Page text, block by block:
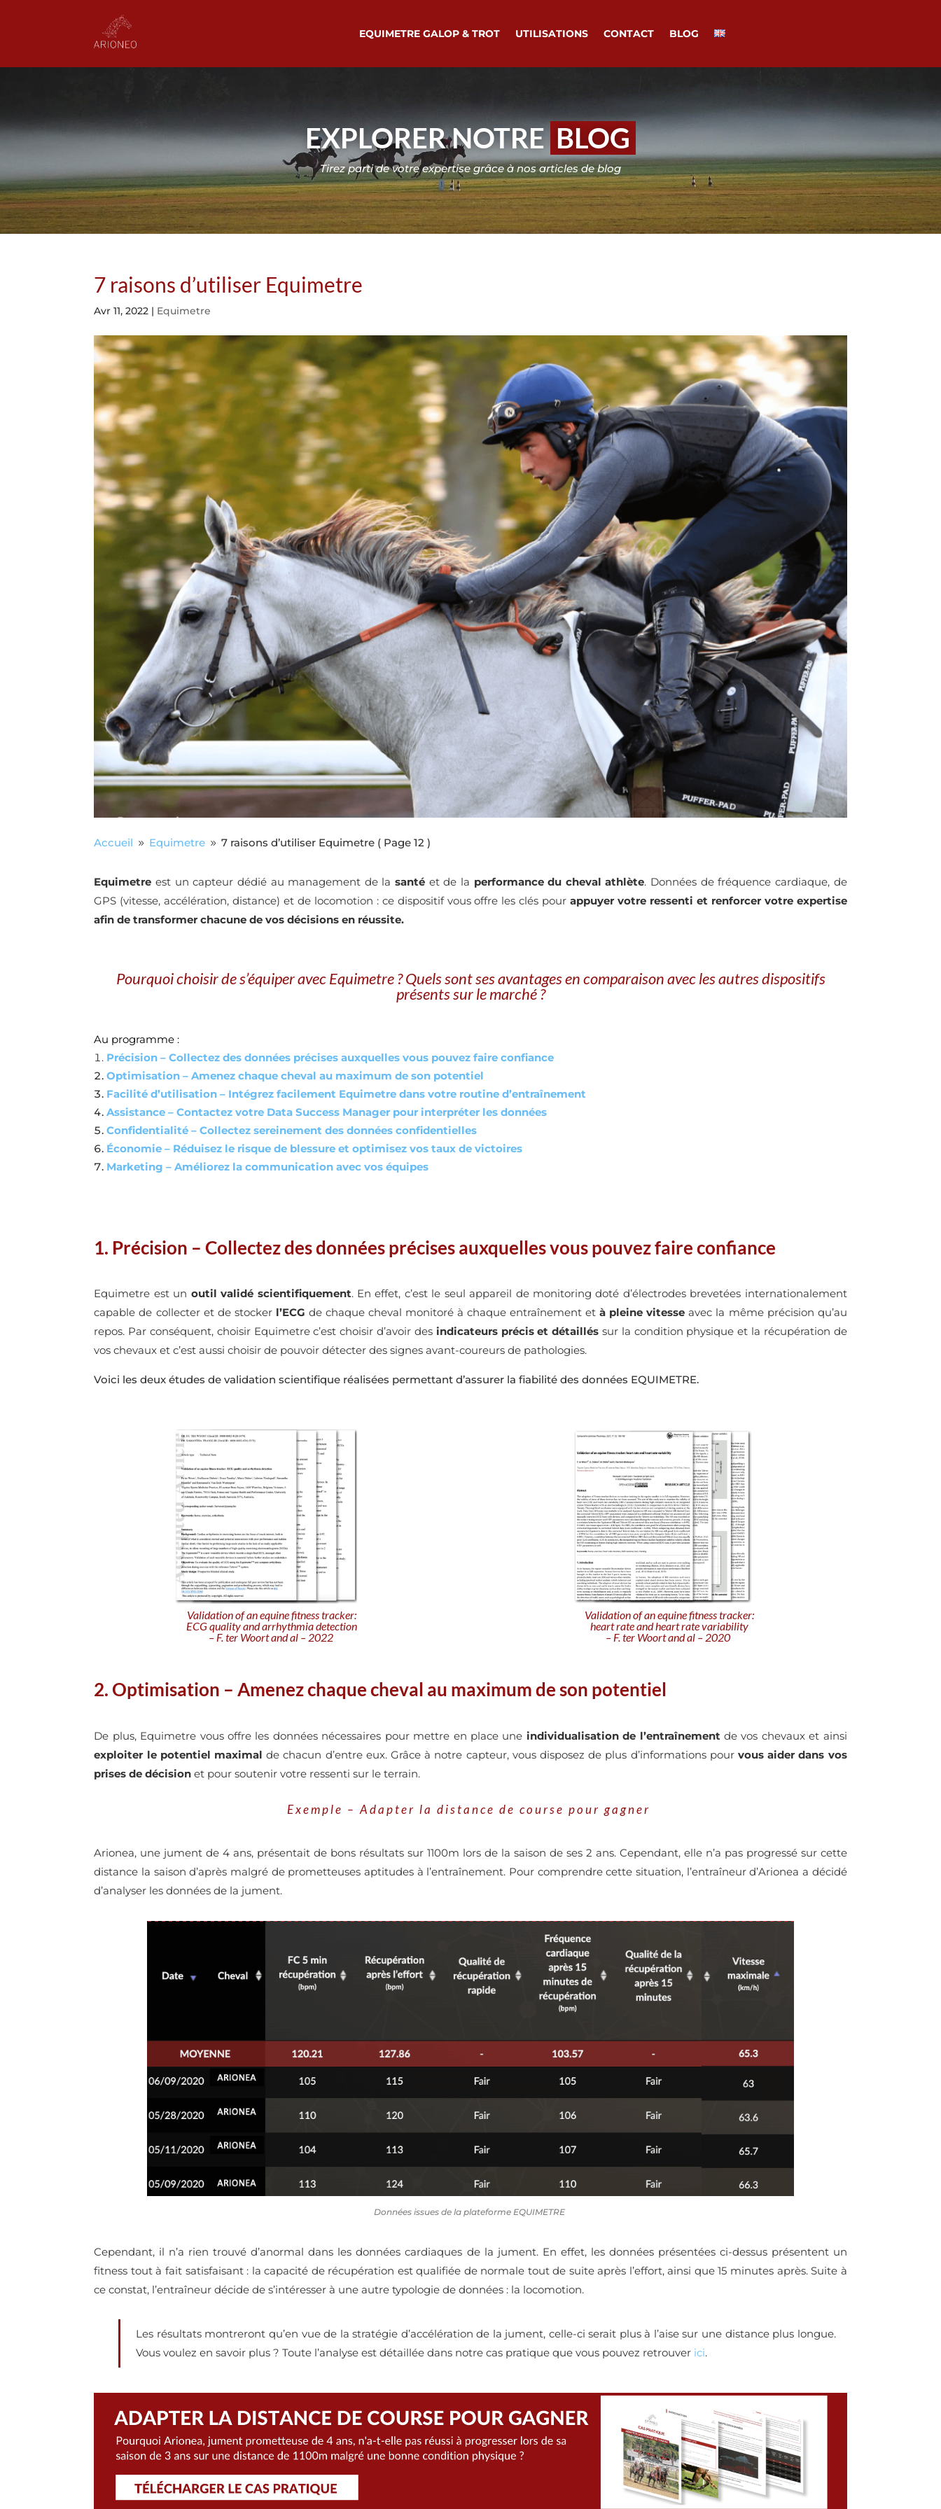
EQUIMETRE GALOP & TROT UTILISATIONS CONTACT BLOG
EXPLORER NOTRE BLOG
Tirez parti de votre expertise grâce à nos articles de blog
7 raisons d’utiliser Equimetre
Avr 11, 2022 | Equimetre
Accueil 9 Equimetre 9 7 raisons d’utiliser Equimetre ( Page 12 )
Equimetre est un capteur dédié au management de lasanté et de la performance du cheval athlète. Données de fréquence cardiaque, de
GPS (vitesse, accélération, distance) et de locomotion : ce dispositif vous offre les clés pourappuyer votre ressenti et renforcer votre expertise
afin de transformer chacune de vos décisions en réussite.
Pourquoi choisir de s’équiper avec Equimetre ? Quels sont ses avantages en comparaison avec les autres dispositifs
présents sur le marché ?
Au programme :
Précision – Collectez des données précises auxquelles vous pouvez faire confiance
Optimisation – Amenez chaque cheval au maximum de son potentiel
Facilité d’utilisation – Intégrez facilement Equimetre dans votre routine d’entraînement
Assistance – Contactez votre Data Success Manager pour interpréter les données
Confidentialité – Collectez sereinement des données confidentielles
Économie – Réduisez le risque de blessure et optimisez vos taux de victoires
Marketing – Améliorez la communication avec vos équipes
1. Précision – Collectez des données précises auxquelles vous pouvez faire confiance
Equimetre est un outil validé scientifiquement. En effet, c’est le seul appareil de monitoring doté d’électrodes brevetées internationalement
capable de collecter et de stocker l’ECG de chaque cheval monitoré à chaque entraînement età pleine vitesse avec la même précision qu’au
repos. Par conséquent, choisir Equimetre c’est choisir d’avoir des indicateurs précis et détaillés sur la condition physique et la récupération de
vos chevaux et c’est aussi choisir de pouvoir détecter des signes avant-coureurs de pathologies.
Voici les deux études de validation scientifique réalisées permettant d’assurer la fiabilité des données EQUIMETRE.
Validation of an equine fitness tracker:
ECG quality and arrhythmia detection
– F. ter Woort and al – 2022
Validation of an equine fitness tracker:
heart rate and heart rate variability
– F. ter Woort and al – 2020
2. Optimisation – Amenez chaque cheval au maximum de son potentiel
De plus, Equimetre vous offre les données nécessaires pour mettre en place une individualisation de l’entraînement de vos chevaux et ainsi
exploiter le potentiel maximal de chacun d’entre eux. Grâce à notre capteur, vous disposez de plus d’informations pourvous aider dans vos
prises de décision et pour soutenir votre ressenti sur le terrain.
Exemple – Adapter la distance de course pour gagner
Arionea, une jument de 4 ans, présentait de bons résultats sur 1100m lors de la saison de ses 2 ans. Cependant, elle n’a pas progressé sur cette
distance la saison d’après malgré de prometteuses aptitudes à l’entraînement. Pour comprendre cette situation, l’entraîneur d’Arionea a décidé
d’analyser les données de la jument.
Données issues de la plateforme EQUIMETRE
Cependant, il n’a rien trouvé d’anormal dans les données cardiaques de la jument. En effet, les données présentées ci-dessus présentent un
fitness tout à fait satisfaisant : la capacité de récupération est qualifiée de normale tout de suite après l’effort, ainsi que 15 minutes après. Suite à
ce constat, l’entraîneur décide de s’intéresser à une autre typologie de données : la locomotion.
Les résultats montreront qu’en vue de la stratégie d’accélération de la jument, celle-ci serait plus à l’aise sur une distance plus longue.
Vous voulez en savoir plus ? Toute l’analyse est détaillée dans notre cas pratique que vous pouvez retrouver ici.